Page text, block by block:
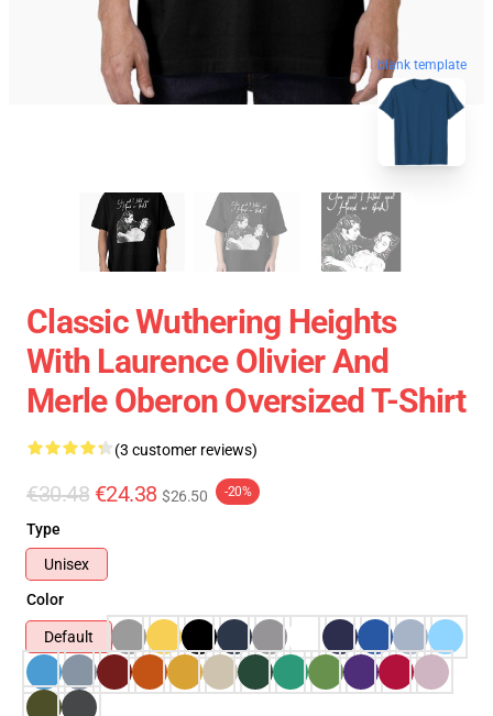
blank template
Classic Wuthering Heights
With Laurence Olivier And
Merle Oberon Oversized T-Shirt
(3 customer reviews)
€30.48 €24.38 $26.50 -20%
Type
Unisex
Color
Default